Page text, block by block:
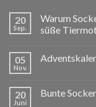
20
Sep.
Warum
süße
05
Nov.
20
Juni
Bunte